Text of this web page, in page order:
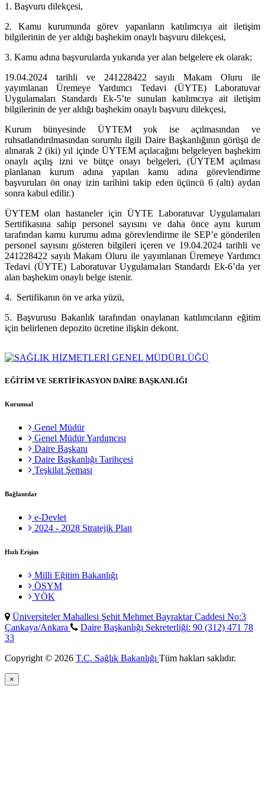
1. Başvuru dilekçesi,
2. Kamu kurumunda görev yapanların katılımcıya ait iletişim
bilgilerinin de yer aldığı başhekim onaylı başvuru dilekçesi,
3. Kamu adına başvurularda yukarıda yer alan belgelere ek olarak;
19.04.2024 tarihli ve 241228422 sayılı Makam Oluru ile
yayımlanan Üremeye Yardımcı Tedavi (ÜYTE) Laboratuvar
Uygulamaları Standardı Ek-5’te sunulan katılımcıya ait iletişim
bilgilerinin de yer aldığı başhekim onaylı başvuru dilekçesi,
Kurum bünyesinde ÜYTEM yok ise açılmasından ve
ruhsatlandırılmasından sorumlu ilgili Daire Başkanlığının görüşü de
alınarak 2 (iki) yıl içinde ÜYTEM açılacağını belgeleyen başhekim
onaylı açılış izni ve bütçe onayı belgeleri, (ÜYTEM açılması
planlanan kurum adına yapılan kamu adına görevlendirme
başvuruları ön onay izin tarihini takip eden üçüncü 6 (altı) aydan
sonra kabul edilir.)
ÜYTEM olan hastaneler için ÜYTE Laboratuvar Uygulamaları
Sertifikasına sahip personel sayısını ve daha önce aynı kurum
tarafından kamu kurumu adına görevlendirme ile SEP’e gönderilen
personel sayısını gösteren bilgileri içeren ve 19.04.2024 tarihli ve
241228422 sayılı Makam Oluru ile yayımlanan Üremeye Yardımcı
Tedavi (ÜYTE) Laboratuvar Uygulamaları Standardı Ek-6’da yer
alan başhekim onaylı belge istenir.
4. Sertifikanın ön ve arka yüzü,
5. Başvurusu Bakanlık tarafından onaylanan katılımcıların eğitim
için belirlenen depozito ücretine ilişkin dekont.
EĞİTİM VE SERTİFİKASYON DAİRE BAŞKANLIĞI
Kurumsal
Genel Müdür
Genel Müdür Yardımcısı
Daire Başkanı
Daire Başkanlığı Tarihçesi
Teşkilat Şeması
Bağlantılar
e-Devlet
2024 - 2028 Stratejik Plan
Hızlı Erişim
Milli Eğitim Bakanlığı
ÖSYM
YÖK
Üniversiteler Mahallesi Şehit Mehmet Bayraktar Caddesi No:3
Çankaya/Ankara
Daire Başkanlığı Sekreterliği: 90 (312) 471 78
33
Copyright © 2026 T.C. Sağlık Bakanlığı Tüm hakları saklıdır.
×